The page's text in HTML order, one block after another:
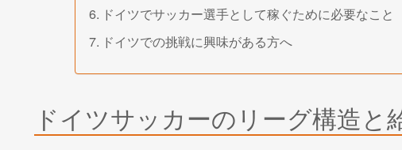
ドイツでサッカー選手として稼ぐために必要なこと
ドイツでの挑戦に興味がある方へ
ドイツサッカーのリーグ構造と